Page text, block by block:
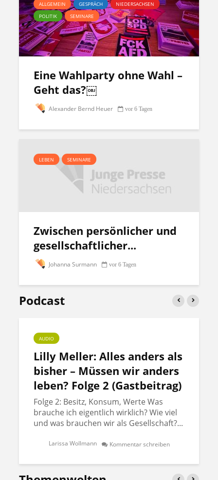
ALLGEMEIN GESPRÄCH
NIEDERSACHSEN
POLITIK
SEMINARE
Eine Wahlparty ohne Wahl –
Geht das?￼
Alexander Bernd Heuer vor 6 Tagen
LEBEN SEMINARE
Zwischen persönlicher und
gesellschaftlicher...
Johanna Surmann vor 6 Tagen
Podcast
AUDIO
Lilly Meller: Alles anders als
bisher – Müssen wir anders
leben? Folge 2 (Gastbeitrag)
Folge 2: Besitz, Konsum, Werte Was
brauche ich eigentlich wirklich? Wie viel
und was brauchen wir als Gesellschaft?...
Larissa Wollmann Kommentar schreiben